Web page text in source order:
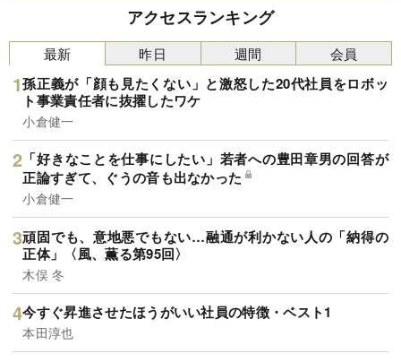
アクセスランキング
最新
孫正義が「顔も見たくない」と激怒した20代社員をロボッ
ト事業責任者に抜擢したワケ
小倉健一
「好きなことを仕事にしたい」若者への豊田章男の回答が
正論すぎて、ぐうの音も出なかった
小倉健一
頑固でも、意地悪でもない…融通が利かない人の「納得の
正体」〈風、薫る第95回〉
木俣 冬
今すぐ昇進させたほうがいい社員の特徴・ベスト1
本田淳也
昨日 週間 会員